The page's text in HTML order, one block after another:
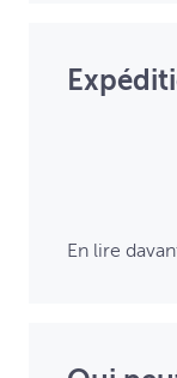
En lire